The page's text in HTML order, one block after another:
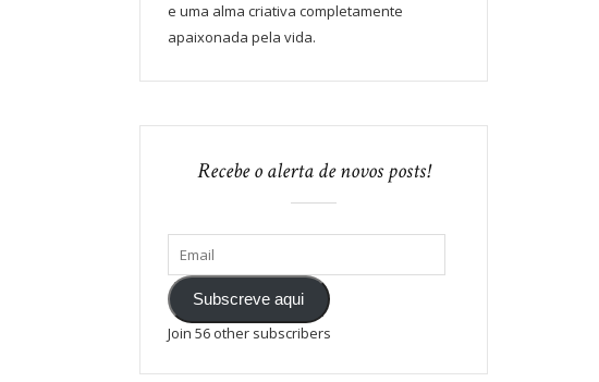
e uma alma criativa completamente
apaixonada pela vida.
Recebe o alerta de novos posts!
Subscreve aqui
Join 56 other subscribers